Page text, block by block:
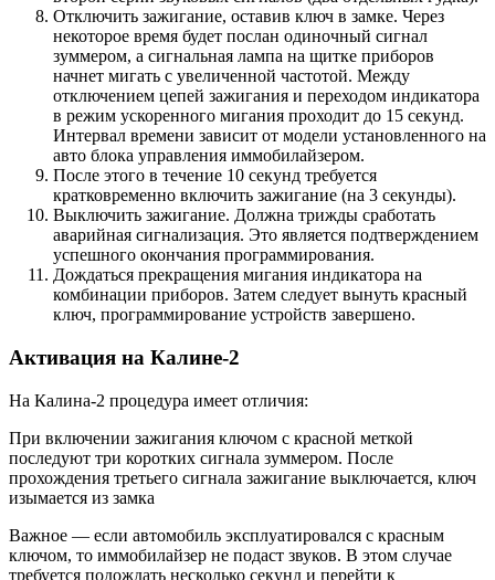
Отключить зажигание, оставив ключ в замке. Через
некоторое время будет послан одиночный сигнал
зуммером, а сигнальная лампа на щитке приборов
начнет мигать с увеличенной частотой. Между
отключением цепей зажигания и переходом индикатора
в режим ускоренного мигания проходит до 15 секунд.
Интервал времени зависит от модели установленного на
авто блока управления иммобилайзером.
После этого в течение 10 секунд требуется
кратковременно включить зажигание (на 3 секунды).
Выключить зажигание. Должна трижды сработать
аварийная сигнализация. Это является подтверждением
успешного окончания программирования.
Дождаться прекращения мигания индикатора на
комбинации приборов. Затем следует вынуть красный
ключ, программирование устройств завершено.
Активация на Калине-2
На Калина-2 процедура имеет отличия:
При включении зажигания ключом с красной меткой
последуют три коротких сигнала зуммером. После
прохождения третьего сигнала зажигание выключается, ключ
изымается из замка
Важное — если автомобиль эксплуатировался с красным
ключом, то иммобилайзер не подаст звуков. В этом случае
требуется подождать несколько секунд и перейти к